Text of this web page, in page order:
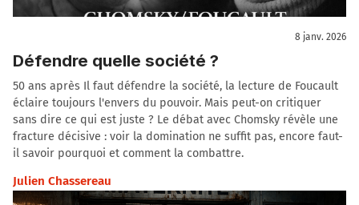
8 janv. 2026
Défendre quelle société ?
50 ans après Il faut défendre la société, la lecture de Foucault
éclaire toujours l'envers du pouvoir. Mais peut-on critiquer
sans dire ce qui est juste ? Le débat avec Chomsky révèle une
fracture décisive : voir la domination ne suffit pas, encore faut-
il savoir pourquoi et comment la combattre.
Julien Chassereau